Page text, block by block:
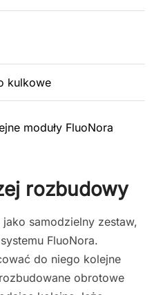
kulkowe
moduły FluoNora
rozbudowy
samodzielny zestaw,
FluoNora.
do niego kolejne
obrotowe